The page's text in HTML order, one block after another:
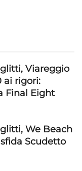
Viareggio
ai rigori:
Final Eight
We Beach
Scudetto